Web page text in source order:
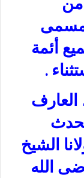
من
مسمى
أئمة
.
الشيخ
الله